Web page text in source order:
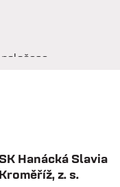
poločase
v této základní
SK Hanácká Slavia
Kroměříž, z. s.